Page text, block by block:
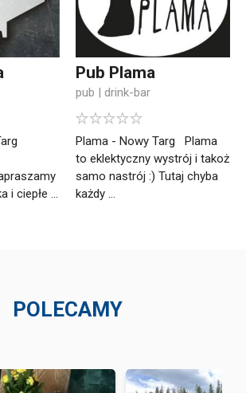
i ciepłe ...
Pub Plama
pub | drink-bar
Plama - Nowy Targ Plama
to eklektyczny wystrój i takoż
samo nastrój :) Tutaj chyba
każdy ...
POLECAMY